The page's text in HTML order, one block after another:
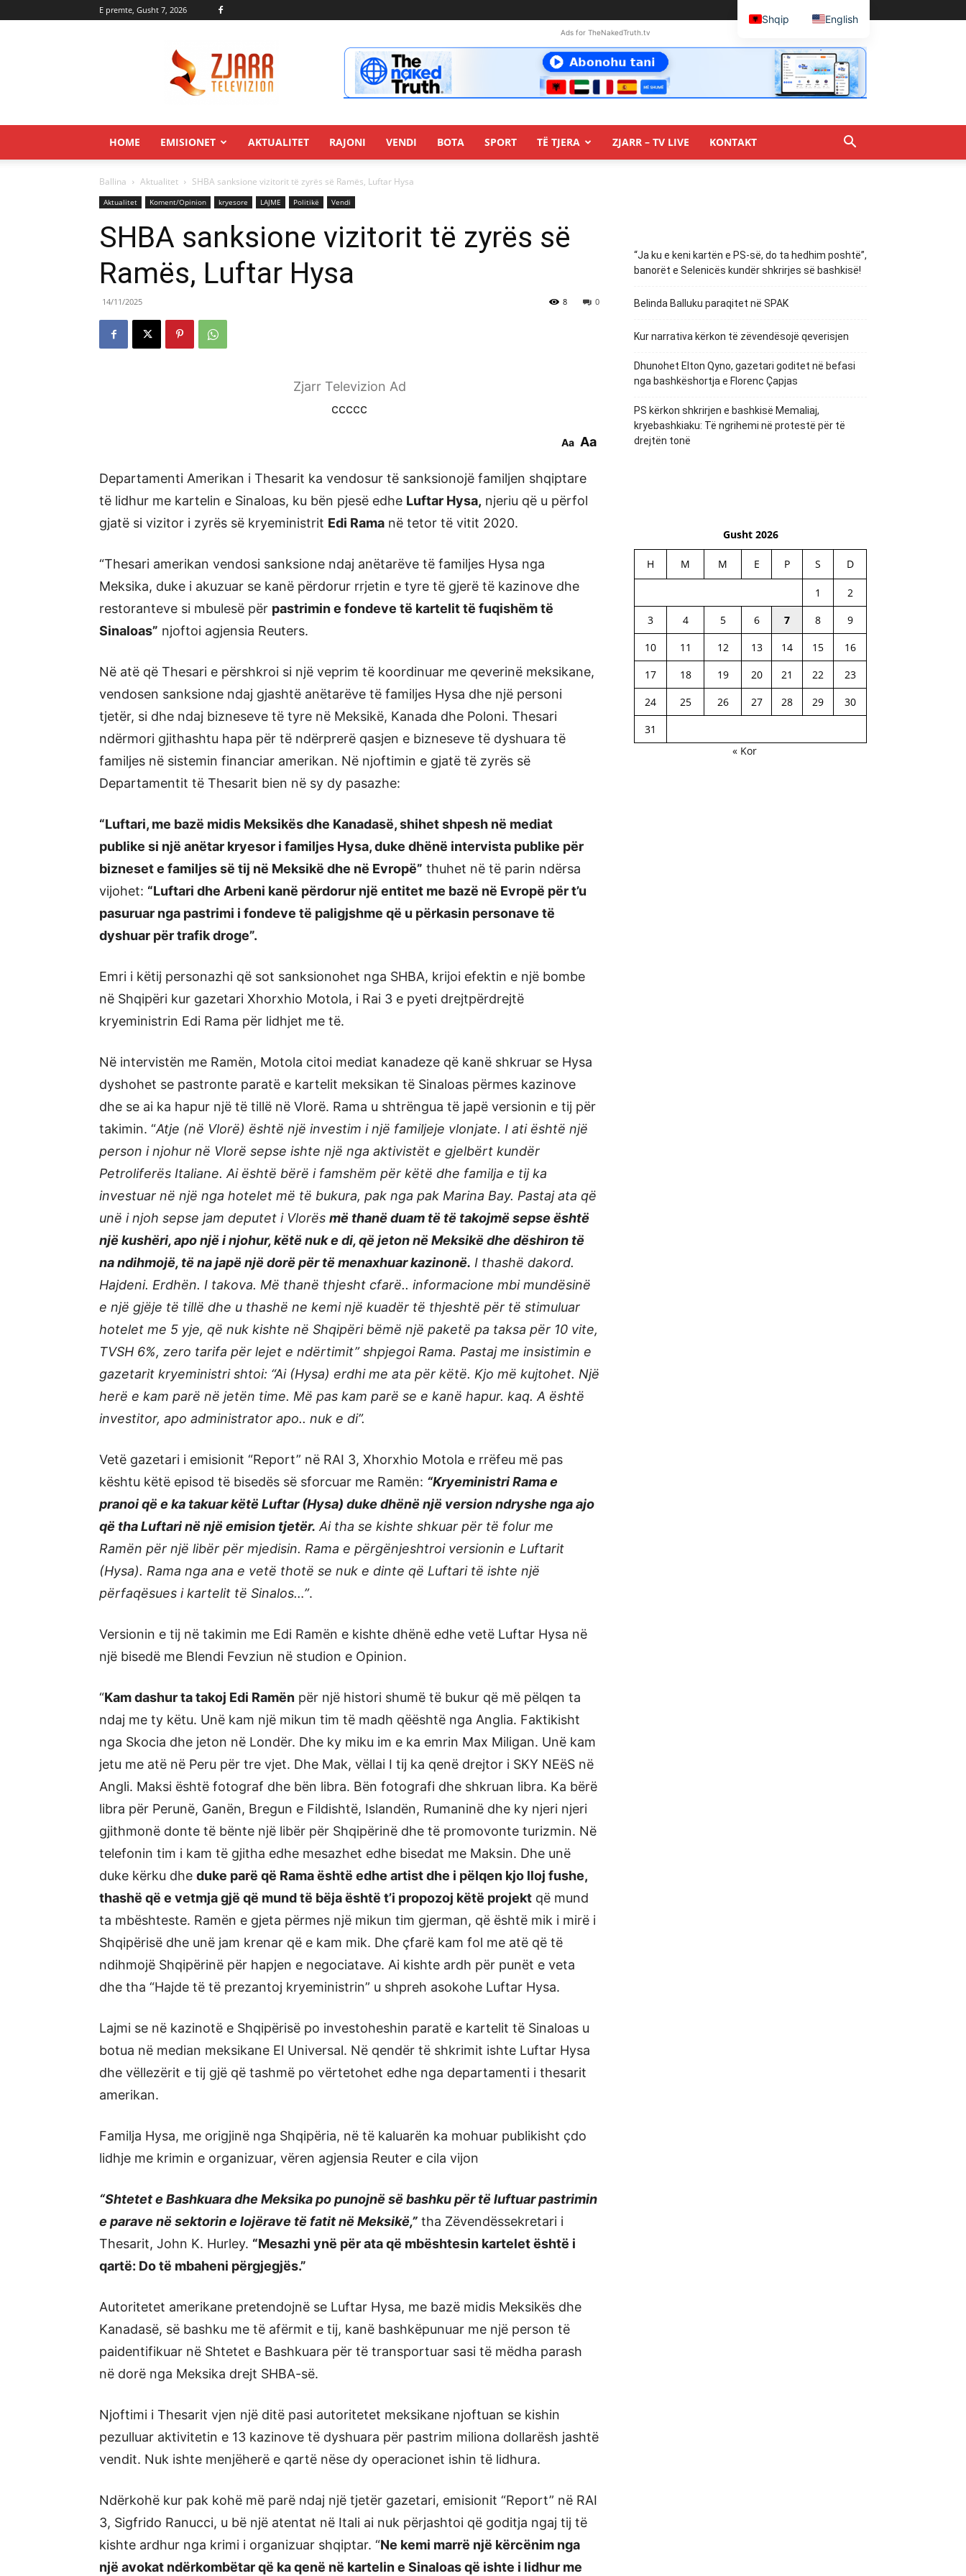
E premte, Gusht 7, 2026
Ads for TheNakedTruth.tv
HOME EMISIONET AKTUALITET RAJONI VENDI BOTA SPORT TË TJERA ZJARR – TV LIVE KONTAKT
Ballina Aktualitet SHBA sanksione vizitorit të zyrës së Ramës, Luftar Hysa
Aktualitet Koment/Opinion kryesore LAJME Politikë Vendi
SHBA sanksione vizitorit të zyrës së
Ramës, Luftar Hysa
14/11/2025 0
8
Zjarr Televizion Ad
ccccc
Aa Aa
Departamenti Amerikan i Thesarit ka vendosur të sanksionojë familjen shqiptare
të lidhur me kartelin e Sinaloas, ku bën pjesë edhe Luftar Hysa, njeriu që u përfol
gjatë si vizitor i zyrës së kryeministrit Edi Rama në tetor të vitit 2020.
“Thesari amerikan vendosi sanksione ndaj anëtarëve të familjes Hysa nga
Meksika, duke i akuzuar se kanë përdorur rrjetin e tyre të gjerë të kazinove dhe
restoranteve si mbulesë për pastrimin e fondeve të kartelit të fuqishëm të
Sinaloas” njoftoi agjensia Reuters.
Në atë që Thesari e përshkroi si një veprim të koordinuar me qeverinë meksikane,
vendosen sanksione ndaj gjashtë anëtarëve të familjes Hysa dhe një personi
tjetër, si dhe ndaj bizneseve të tyre në Meksikë, Kanada dhe Poloni. Thesari
ndërmori gjithashtu hapa për të ndërprerë qasjen e bizneseve të dyshuara të
familjes në sistemin financiar amerikan. Në njoftimin e gjatë të zyrës së
Departamentit të Thesarit bien në sy dy pasazhe:
“Luftari, me bazë midis Meksikës dhe Kanadasë, shihet shpesh në mediat
publike si një anëtar kryesor i familjes Hysa, duke dhënë intervista publike për
bizneset e familjes së tij në Meksikë dhe në Evropë” thuhet në të parin ndërsa
vijohet: “Luftari dhe Arbeni kanë përdorur një entitet me bazë në Evropë për t’u
pasuruar nga pastrimi i fondeve të paligjshme që u përkasin personave të
dyshuar për trafik droge”.
Emri i këtij personazhi që sot sanksionohet nga SHBA, krijoi efektin e një bombe
në Shqipëri kur gazetari Xhorxhio Motola, i Rai 3 e pyeti drejtpërdrejtë
kryeministrin Edi Rama për lidhjet me të.
Në intervistën me Ramën, Motola citoi mediat kanadeze që kanë shkruar se Hysa
dyshohet se pastronte paratë e kartelit meksikan të Sinaloas përmes kazinove
dhe se ai ka hapur një të tillë në Vlorë. Rama u shtrëngua të japë versionin e tij për
takimin. “Atje (në Vlorë) është një investim i një familjeje vlonjate. I ati është një
person i njohur në Vlorë sepse ishte një nga aktivistët e gjelbërt kundër
Petroliferës Italiane. Ai është bërë i famshëm për këtë dhe familja e tij ka
investuar në një nga hotelet më të bukura, pak nga pak Marina Bay. Pastaj ata që
unë i njoh sepse jam deputet i Vlorës më thanë duam të të takojmë sepse është
një kushëri, apo një i njohur, këtë nuk e di, që jeton në Meksikë dhe dëshiron të
na ndihmojë, të na japë një dorë për të menaxhuar kazinonë. I thashë dakord.
Hajdeni. Erdhën. I takova. Më thanë thjesht cfarë.. informacione mbi mundësinë
e një gjëje të tillë dhe u thashë ne kemi një kuadër të thjeshtë për të stimuluar
hotelet me 5 yje, që nuk kishte në Shqipëri bëmë një paketë pa taksa për 10 vite,
TVSH 6%, zero tarifa për lejet e ndërtimit” shpjegoi Rama. Pastaj me insistimin e
gazetarit kryeministri shtoi: “Ai (Hysa) erdhi me ata për këtë. Kjo më kujtohet. Një
herë e kam parë në jetën time. Më pas kam parë se e kanë hapur. kaq. A është
investitor, apo administrator apo.. nuk e di”.
Vetë gazetari i emisionit “Report” në RAI 3, Xhorxhio Motola e rrëfeu më pas
kështu këtë episod të bisedës së sforcuar me Ramën: “Kryeministri Rama e
pranoi që e ka takuar këtë Luftar (Hysa) duke dhënë një version ndryshe nga ajo
që tha Luftari në një emision tjetër. Ai tha se kishte shkuar për të folur me
Ramën për një libër për mjedisin. Rama e përgënjeshtroi versionin e Luftarit
(Hysa). Rama nga ana e vetë thotë se nuk e dinte që Luftari të ishte një
përfaqësues i kartelit të Sinalos…”.
Versionin e tij në takimin me Edi Ramën e kishte dhënë edhe vetë Luftar Hysa në
një bisedë me Blendi Fevziun në studion e Opinion.
“Kam dashur ta takoj Edi Ramën për një histori shumë të bukur që më pëlqen ta
ndaj me ty këtu. Unë kam një mikun tim të madh qëështë nga Anglia. Faktikisht
nga Skocia dhe jeton në Londër. Dhe ky miku im e ka emrin Max Miligan. Unë kam
jetu me atë në Peru për tre vjet. Dhe Mak, vëllai I tij ka qenë drejtor i SKY NEëS në
Angli. Maksi është fotograf dhe bën libra. Bën fotografi dhe shkruan libra. Ka bërë
libra për Perunë, Ganën, Bregun e Fildishtë, Islandën, Rumaninë dhe ky njeri njeri
gjithmonë donte të bënte një libër për Shqipërinë dhe të promovonte turizmin. Në
telefonin tim i kam të gjitha edhe mesazhet edhe bisedat me Maksin. Dhe unë
duke kërku dhe duke parë që Rama është edhe artist dhe i pëlqen kjo lloj fushe,
thashë që e vetmja gjë që mund të bëja është t’i propozoj këtë projekt që mund
ta mbështeste. Ramën e gjeta përmes një mikun tim gjerman, që është mik i mirë i
Shqipërisë dhe unë jam krenar që e kam mik. Dhe çfarë kam fol me atë që të
ndihmojë Shqipërinë për hapjen e negociatave. Ai kishte ardh për punët e veta
dhe tha “Hajde të të prezantoj kryeministrin” u shpreh asokohe Luftar Hysa.
Lajmi se në kazinotë e Shqipërisë po investoheshin paratë e kartelit të Sinaloas u
botua në median meksikane El Universal. Në qendër të shkrimit ishte Luftar Hysa
dhe vëllezërit e tij gjë që tashmë po vërtetohet edhe nga departamenti i thesarit
amerikan.
Familja Hysa, me origjinë nga Shqipëria, në të kaluarën ka mohuar publikisht çdo
lidhje me krimin e organizuar, vëren agjensia Reuter e cila vijon
“Shtetet e Bashkuara dhe Meksika po punojnë së bashku për të luftuar pastrimin
e parave në sektorin e lojërave të fatit në Meksikë,” tha Zëvendëssekretari i
Thesarit, John K. Hurley. “Mesazhi ynë për ata që mbështesin kartelet është i
qartë: Do të mbaheni përgjegjës.”
Autoritetet amerikane pretendojnë se Luftar Hysa, me bazë midis Meksikës dhe
Kanadasë, së bashku me të afërmit e tij, kanë bashkëpunuar me një person të
paidentifikuar në Shtetet e Bashkuara për të transportuar sasi të mëdha parash
në dorë nga Meksika drejt SHBA-së.
Njoftimi i Thesarit vjen një ditë pasi autoritetet meksikane njoftuan se kishin
pezulluar aktivitetin e 13 kazinove të dyshuara për pastrim miliona dollarësh jashtë
vendit. Nuk ishte menjëherë e qartë nëse dy operacionet ishin të lidhura.
Ndërkohë kur pak kohë më parë ndaj një tjetër gazetari, emisionit “Report” në RAI
3, Sigfrido Ranucci, u bë një atentat në Itali ai nuk përjashtoi që goditja ngaj tij të
kishte ardhur nga krimi i organizuar shqiptar. “Ne kemi marrë një kërcënim nga
një avokat ndërkombëtar që ka qenë në kartelin e Sinaloas që ishte i lidhur me
“Ja ku e keni kartën e PS-së, do ta hedhim poshtë”,
banorët e Selenicës kundër shkrirjes së bashkisë!
Belinda Balluku paraqitet në SPAK
Kur narrativa kërkon të zëvendësojë qeverisjen
Dhunohet Elton Qyno, gazetari goditet në befasi
nga bashkëshortja e Florenc Çapjas
PS kërkon shkrirjen e bashkisë Memaliaj,
kryebashkiaku: Të ngrihemi në protestë për të
drejtën tonë
Gusht 2026
H M M E P S D
1
2
3
4 5 6 7 8
9
10
11 12 13 14 15
16
17
18 19 20 21 22
23
24
25 26 27 28 29
30
31
« Kor
Shqip English